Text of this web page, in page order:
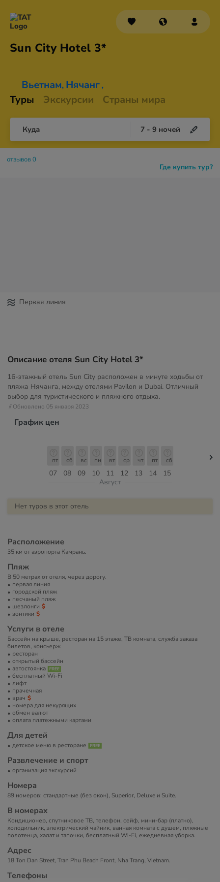
Sun City Hotel 3*
Вьетнам, Нячанг ,
Туры Экскурсии Страны мира
Куда 7 - 9 ночей
Где купить тур?
отзывов 0
Первая линия
Описание отеля Sun City Hotel 3*
16-этажный отель Sun City расположен в минуте ходьбы от
пляжа Нячанга, между отелями Pavilon и Dubai. Отличный
выбор для туристического и пляжного отдыха.
// Обновлено 05 января 2023
График цен
07
пт
08
сб
09
вс
10
пн
11
вт
12
ср
13
чт
14
пт
15
сб
Август
Нет туров в этот отель
Расположение
35 км от аэропорта Камрань.
Пляж
В 50 метрах от отеля, через дорогу.
первая линия
городской пляж
песчаный пляж
шезлонги
зонтики
Услуги в отеле
Бассейн на крыше, ресторан на 15 этаже, ТВ комната, служба заказа
билетов, консьерж
ресторан
открытый бассейн
автостоянка
бесплатный Wi-Fi
лифт
прачечная
врач
номера для некурящих
обмен валют
оплата платежными картами
Для детей
детское меню в ресторане
Развлечение и спорт
организация экскурсий
Номера
89 номеров: стандартные (без окон), Superior, Deluxe и Suite.
В номерах
Кондиционер, спутниковое ТВ, телефон, сейф, мини-бар (платно),
холодильник, электрический чайник, ванная комната с душем, пляжные
полотенца, халат и тапочки, бесплатный Wi-Fi, ежедневная уборка.
Адрес
18 Ton Dan Street, Tran Phu Beach Front, Nha Trang, Vietnam.
Телефоны